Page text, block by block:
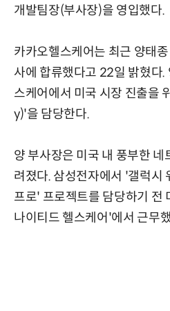
개발팀장(부사장)을 영입했다.
카카오헬스케어는 최근 양태
사에 합류했다고 22일 밝혔다.
스케어에서 미국 시장 진출을
y)'을 담당한다.
양 부사장은 미국 내 풍부한
려졌다. 삼성전자에서 '갤럭시
프로' 프로젝트를 담당하기 전
나이티드 헬스케어'에서 근무